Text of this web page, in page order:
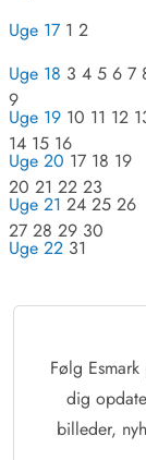
Uge 17 1 2
Uge 18 3 4 5 6 7
9
Uge 19 10 11 12
14 15 16
Uge 20 17 18 19
20 21 22 23
Uge 21 24 25 26
27 28 29 30
Uge 22 31
Følg Esmark
dig
billeder,